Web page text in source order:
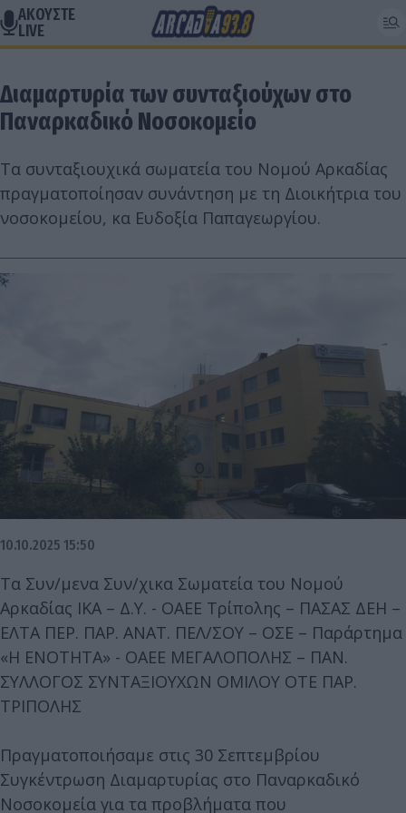
ΑΚΟΥΣΤΕ
LIVE
Διαμαρτυρία των συνταξιούχων στο
Παναρκαδικό Νοσοκομείο
Τα συνταξιουχικά σωματεία του Νομού Αρκαδίας
πραγματοποίησαν συνάντηση με τη Διοικήτρια του
νοσοκομείου, κα Ευδοξία Παπαγεωργίου.
10.10.2025 15:50
Τα Συν/μενα Συν/χικα Σωματεία του Νομού
Αρκαδίας ΙΚΑ – Δ.Υ. - ΟΑΕΕ Τρίπολης – ΠΑΣΑΣ ΔΕΗ –
ΕΛΤΑ ΠΕΡ. ΠΑΡ. ΑΝΑΤ. ΠΕΛ/ΣΟΥ – ΟΣΕ – Παράρτημα
«Η ΕΝΟΤΗΤΑ» - ΟΑΕΕ ΜΕΓΑΛΟΠΟΛΗΣ – ΠΑΝ.
ΣΥΛΛΟΓΟΣ ΣΥΝΤΑΞΙΟΥΧΩΝ ΟΜΙΛΟΥ ΟΤΕ ΠΑΡ.
ΤΡΙΠΟΛΗΣ
Πραγματοποιήσαμε στις 30 Σεπτεμβρίου
Συγκέντρωση Διαμαρτυρίας στο Παναρκαδικό
Νοσοκομεία για τα προβλήματα που